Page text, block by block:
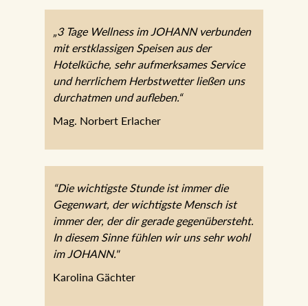
„3 Tage Wellness im JOHANN
verbunden mit erstklassigen Speisen aus
der Hotelküche, sehr aufmerksames
Service und herrlichem Herbstwetter
“Die wichtigste Stunde ist immer die
Gegenwart, der wichtigste Mensch ist
immer der, der dir gerade
gegenübersteht. In diesem Sinne fühlen
wir uns sehr wohl im JOHANN."